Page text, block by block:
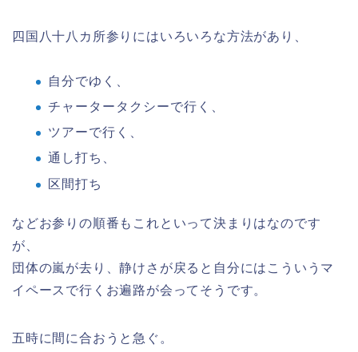
四国八十八カ所参りにはいろいろな方法があり、
自分でゆく、
チャータータクシーで行く、
ツアーで行く、
通し打ち、
区間打ち
などお参りの順番もこれといって決まりはなのです
が、
団体の嵐が去り、静けさが戻ると自分にはこういうマ
イペースで行くお遍路が会ってそうです。
五時に間に合おうと急ぐ。